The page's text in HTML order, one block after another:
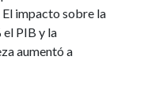
impacto sobre la
el PIB y la
aumentó a